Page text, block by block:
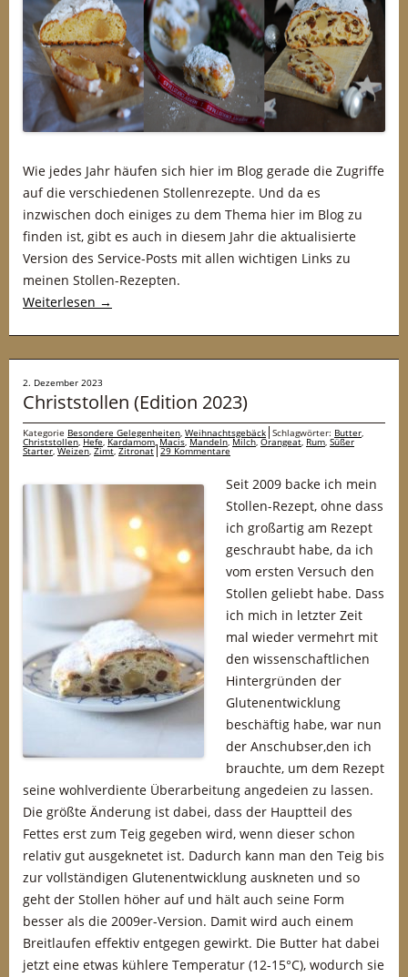
Wie jedes Jahr häufen sich hier im Blog gerade die Zugriffe
auf die verschiedenen Stollenrezepte. Und da es
inzwischen doch einiges zu dem Thema hier im Blog zu
finden ist, gibt es auch in diesem Jahr die aktualisierte
Version des Service-Posts mit allen wichtigen Links zu
meinen Stollen-Rezepten.
Weiterlesen →
2. Dezember 2023
Christstollen (Edition 2023)
Kategorie Besondere Gelegenheiten, Weihnachtsgebäck Schlagwörter: Butter,
Christstollen,Hefe,Kardamom,Macis,Mandeln,Milch,Orangeat, Rum, Süßer
Starter,Weizen,Zimt,Zitronat 29 Kommentare
Seit 2009 backe ich mein
Stollen-Rezept, ohne dass
ich großartig am Rezept
geschraubt habe, da ich
vom ersten Versuch den
Stollen geliebt habe. Dass
ich mich in letzter Zeit
mal wieder vermehrt mit
den wissenschaftlichen
Hintergründen der
Glutenentwicklung
beschäftig habe, war nun
der Anschubser,den ich
brauchte, um dem Rezept
seine wohlverdiente Überarbeitung angedeien zu lassen.
Die größte Änderung ist dabei, dass der Hauptteil des
Fettes erst zum Teig gegeben wird, wenn dieser schon
relativ gut ausgeknetet ist. Dadurch kann man den Teig bis
zur vollständigen Glutenentwicklung auskneten und so
geht der Stollen höher auf und hält auch seine Form
besser als die 2009er-Version. Damit wird auch einem
Breitlaufen effektiv entgegen gewirkt. Die Butter hat dabei
jetzt eine etwas kühlere Temperatur (12-15°C), wodurch sie